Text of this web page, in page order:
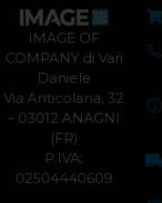
IMAGE OF
COMPANY di Vari
Daniele
Via Anticolana, 32
– 03012 ANAGNI
(FR)
P.IVA:
02504440609